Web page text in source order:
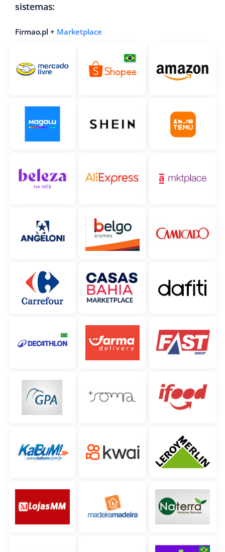
sistemas:
Firmao.pl + Marketplace